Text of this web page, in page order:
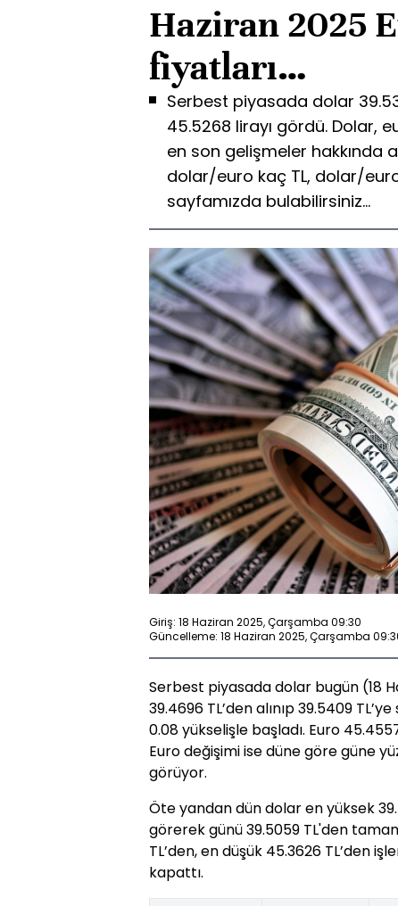
Haziran 2025
fiyatları…
Serbest piyasada dolar
45.5268 lirayı gördü. Dolar,
en son gelişmeler hakkında
dolar/euro kaç TL, dolar/
sayfamızda bulabilirsiniz...
Giriş: 18 Haziran 2025, Çarşamba 09:30
Güncelleme: 18 Haziran 2025, Çarşamba
Serbest piyasada dolar bugün (18
39.4696 TL’den alınıp 39.5409
0.08 yükselişle başladı. Euro
Euro değişimi ise düne göre güne
görüyor.
Öte yandan dün dolar en yüksek
görerek günü 39.5059 TL'den
TL’den, en düşük 45.3626 TL’den
kapattı.